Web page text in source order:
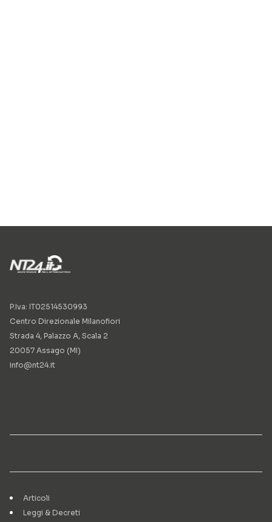
P.Iva: IT02514530993
Centro Direzionale Milanofiori
Strada 4, Palazzo A, Scala 2
20057 Assago (MI)
info@nt24.it
Articoli
Leggi & Decreti